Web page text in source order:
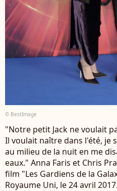
© BestImage
"Notre petit Jack ne voulait
Il voulait naître dans l'été, je
au milieu de la nuit en me
eaux." Anna Faris et Chris
film "Les Gardiens de la
Royaume Uni, le 24 avril